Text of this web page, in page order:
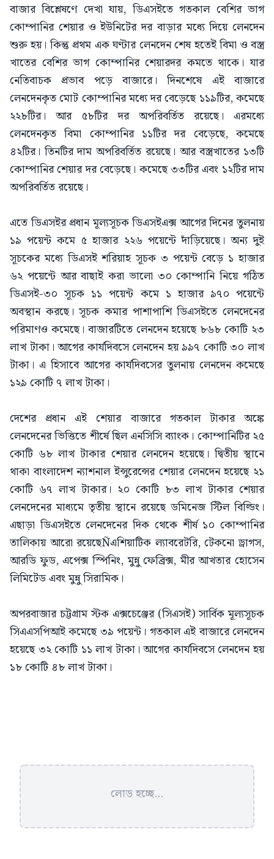
বাজার বিশ্লেষণে দেখা যায়, ডিএসইতে গতকাল বেশির ভাগ
কোম্পানির শেয়ার ও ইউনিটের দর বাড়ার মধ্যে দিয়ে লেনদেন
শুরু হয়। কিন্তু প্রথম এক ঘণ্টার লেনদেন শেষ হতেই বিমা ও বস্ত্র
খাতের বেশির ভাগ কোম্পানির শেয়ারদর কমতে থাকে। যার
নেতিবাচক প্রভাব পড়ে বাজারে। দিনশেষে এই বাজারে
লেনদেনকৃত মোট কোম্পানির মধ্যে দর বেড়েছে ১১৯টির, কমেছে
২২৮টির। আর ৫৮টির দর অপরিবর্তিত রয়েছে। এরমধ্যে
লেনদেনকৃত বিমা কোম্পানির ১১টির দর বেড়েছে, কমেছে
৪২টির। তিনটির দাম অপরিবর্তিত রয়েছে। আর বস্ত্রখাতের ১৩টি
কোম্পানির শেয়ার দর বেড়েছে। কমেছে ৩৩টির এবং ১২টির দাম
অপরিবর্তিত রয়েছে।
এতে ডিএসইর প্রধান মূল্যসূচক ডিএসইএক্স আগের দিনের তুলনায়
১৯ পয়েন্ট কমে ৫ হাজার ২২৬ পয়েন্টে দাঁড়িয়েছে। অন্য দুই
সূচকের মধ্যে ডিএসই শরিয়াহ সূচক ৩ পয়েন্ট বেড়ে ১ হাজার
৬২ পয়েন্টে আর বাছাই করা ভালো ৩০ কোম্পানি নিয়ে গঠিত
ডিএসই-৩০ সূচক ১১ পয়েন্ট কমে ১ হাজার ৯৭০ পয়েন্টে
অবস্থান করছে। সূচক কমার পাশাপাশি ডিএসইতে লেনদেনের
পরিমাণও কমেছে। বাজারটিতে লেনদেন হয়েছে ৮৬৮ কোটি ২৩
লাখ টাকা। আগের কার্যদিবসে লেনদেন হয় ৯৯৭ কোটি ৩০ লাখ
টাকা। এ হিসাবে আগের কার্যদিবসের তুলনায় লেনদেন কমেছে
১২৯ কোটি ৭ লাখ টাকা।
দেশের প্রধান এই শেয়ার বাজারে গতকাল টাকার অঙ্কে
লেনদেনের ভিত্তিতে শীর্ষে ছিল এনসিসি ব্যাংক। কোম্পানিটির ২৫
কোটি ৬৮ লাখ টাকার শেয়ার লেনদেন হয়েছে। দ্বিতীয় স্থানে
থাকা বাংলাদেশ ন্যাশনাল ইন্সুরেন্সের শেয়ার লেনদেন হয়েছে ২১
কোটি ৬৭ লাখ টাকার। ২০ কোটি ৮৩ লাখ টাকার শেয়ার
লেনদেনের মাধ্যমে তৃতীয় স্থানে রয়েছে ডমিনেজ স্টিল বিল্ডিং।
এছাড়া ডিএসইতে লেনদেনের দিক থেকে শীর্ষ ১০ কোম্পানির
তালিকায় আরো রয়েছেÑএশিয়াটিক ল্যাবরেটরি, টেকনো ড্রাগস,
আরডি ফুড, এপেক্স স্পিনিং, মুন্নু ফেব্রিক্স, মীর আখতার হোসেন
লিমিটেড এবং মুন্নু সিরামিক।
অপরবাজার চট্টগ্রাম স্টক এক্সচেঞ্জের (সিএসই) সার্বিক মূল্যসূচক
সিএএসপিআই কমেছে ৩৯ পয়েন্ট। গতকাল এই বাজারে লেনদেন
হয়েছে ৩২ কোটি ১১ লাখ টাকা। আগের কার্যদিবসে লেনদেন হয়
১৮ কোটি ৪৮ লাখ টাকা।
লোড হচ্ছে...